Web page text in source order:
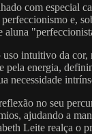
com especial
e,
intuitivo da
pela energia,
necessidade
no seu
ajudando a
Leite realça o